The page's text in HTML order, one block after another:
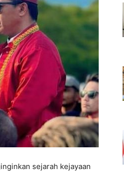
sejarah kejayaan